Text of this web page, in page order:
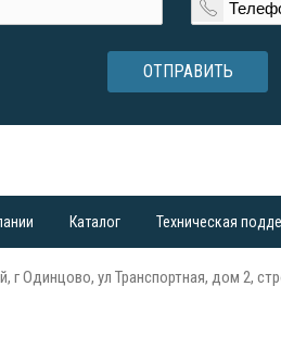
ОТПРАВИТЬ
Каталог Техническая
г Одинцово, ул Транспортная, дом 2,